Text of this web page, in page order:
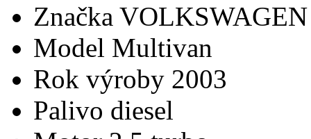
Značka VOLKSWAGEN
Model Multivan
Rok výroby 2003
Palivo diesel